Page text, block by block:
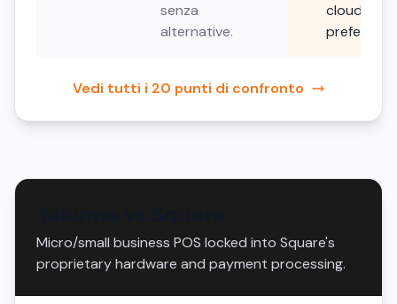
senza
alternative.
cloud
preferito.
Vedi tutti i 20 punti di confronto
Micro/small business POS locked into Square's
proprietary hardware and payment processing.